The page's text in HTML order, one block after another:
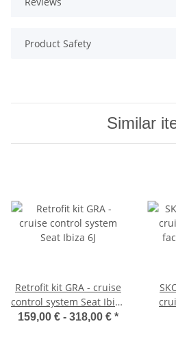
Product Safety
Similar
Retrofit kit GRA - cruise
control system Seat Ibiza
6J
159,00 € - 318,00 € *